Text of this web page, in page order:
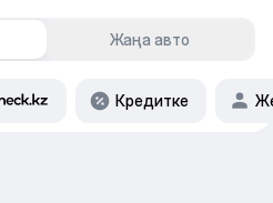
Жаңа авто
Кредитке